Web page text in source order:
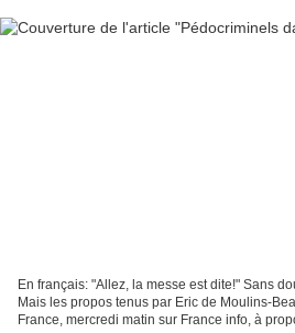
En français: "Allez, la messe est dite!" Sans
Mais les propos tenus par Eric de Moulins-
France, mercredi matin sur France info, à